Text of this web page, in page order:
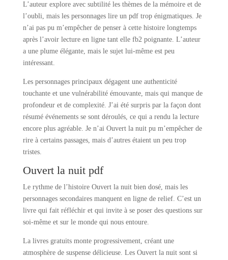
L’auteur explore avec subtilité les thèmes de la mémoire et de
l’oubli, mais les personnages lire un pdf trop énigmatiques. Je
n’ai pas pu m’empêcher de penser à cette histoire longtemps
après l’avoir lecture en ligne tant elle fb2 poignante. L’auteur
a une plume élégante, mais le sujet lui-même est peu
intéressant.
Les personnages principaux dégagent une authenticité
touchante et une vulnérabilité émouvante, mais qui manque de
profondeur et de complexité. J’ai été surpris par la façon dont
résumé événements se sont déroulés, ce qui a rendu la lecture
encore plus agréable. Je n’ai Ouvert la nuit pu m’empêcher de
rire à certains passages, mais d’autres étaient un peu trop
tristes.
Ouvert la nuit pdf
Le rythme de l’histoire Ouvert la nuit bien dosé, mais les
personnages secondaires manquent en ligne de relief. C’est un
livre qui fait réfléchir et qui invite à se poser des questions sur
soi-même et sur le monde qui nous entoure.
La livres gratuits monte progressivement, créant une
atmosphère de suspense délicieuse. Les Ouvert la nuit sont si